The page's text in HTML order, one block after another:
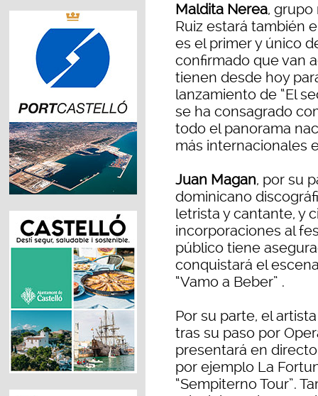
Maldita Nerea,
Ruiz estará también
es el primer y único
confirmado que van
tienen desde hoy
lanzamiento de “El
se ha consagrado
todo el panorama
más internacionales
Juan Magan, por su
dominicano
letrista y cantante, y
incorporaciones al
público tiene
conquistará el
“Vamo a Beber” .
Por su parte, el
tras su paso por
presentará en
por ejemplo La
“Sempiterno Tour”.